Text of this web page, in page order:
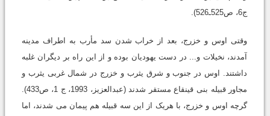
ج6، ص525ـ526).
وقتی اوس و خزرج، بعد از خراب شدن سد مأرب به اطراف مدینه
آمدند، نخیلات و... در دست یهودیان بوده و از این راه بر دیگران غلبه
داشتند. اوس در جنوب و شرق یثرب و خزرج در شمال غربی یثرب و
مجاور قبیله بنی قینقاع مستقر شدند (عبدالعزیز، 1993، ج 1، ص433).
گرچه اوس و خزرج، با هریک از این سه قبیله هم پیمان می شدند، اما